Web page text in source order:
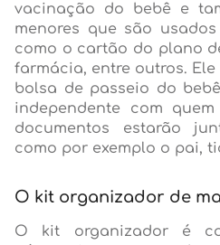
vacinação do bebê e
menores que são
como o cartão do plano
farmácia, entre outros.
bolsa de passeio do
independente com
documentos estarão
como por exemplo o pai,
O kit organizador de
O kit organizador é